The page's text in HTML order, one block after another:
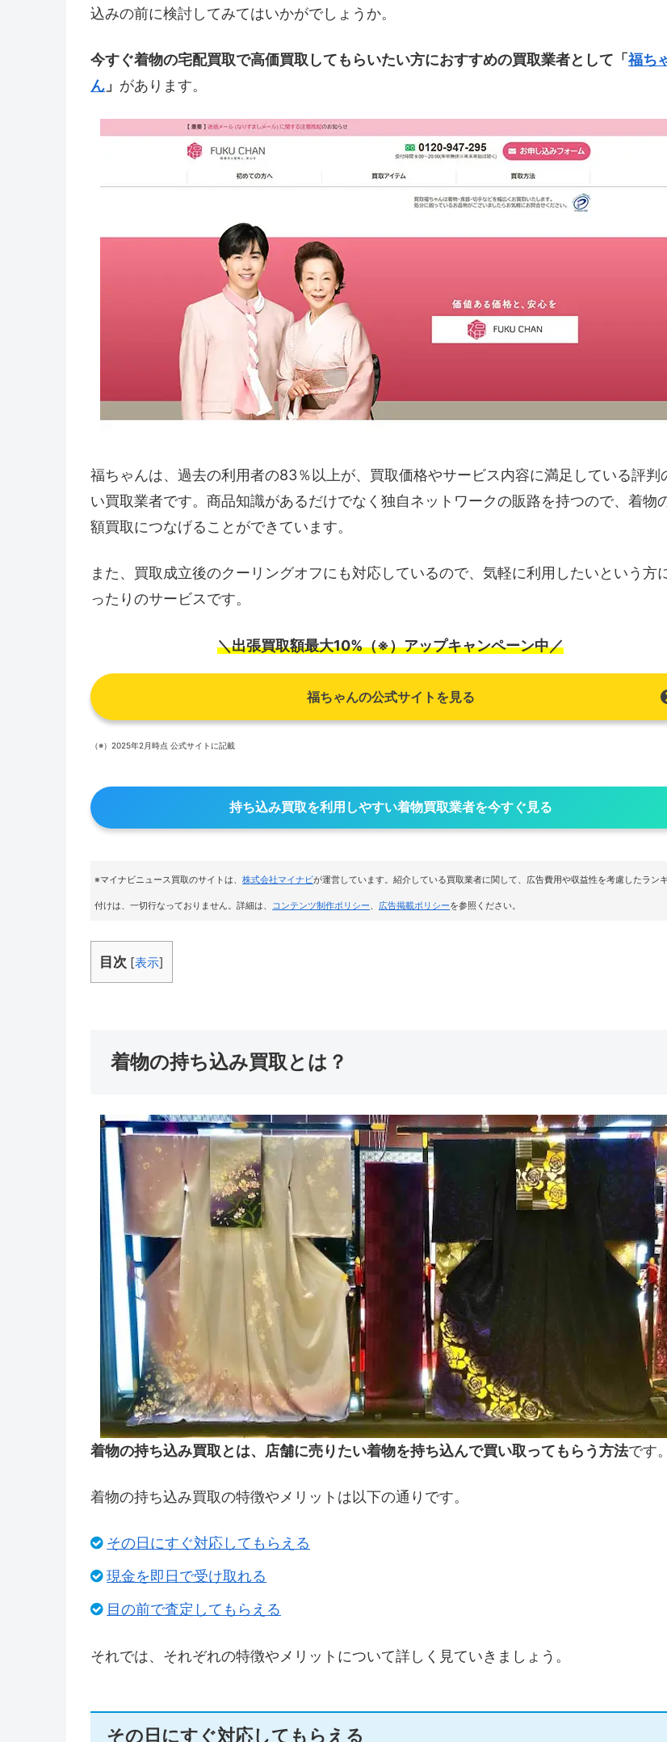
込みの前に検討してみてはいかがでしょうか。
今すぐ着物の宅配買取で高価買取してもらいたい方におすすめの買取業者として「福ち
ん 」 があります。
福ちゃんは、過去の利用者の83％以上が、買取価格やサービス内容に満足している評判
い買取業者です。商品知識があるだけでなく独自ネットワークの販路を持つので、着物
額買取につなげることができています。
また、買取成立後のクーリングオフにも対応しているので、気軽に利用したいという方
ったりのサービスです。
＼出張買取額最大10%（※）アップキャンペーン中／
福ちゃんの公式サイトを見る
（※）2025年2月時点 公式サイトに記載
持ち込み買取を利用しやすい着物買取業者を今すぐ見る
※マイナビニュース買取のサイトは、株式会社マイナビが運営しています。紹介している買取業者に関して、広告費用や収益性を考慮したラン
付けは、一切行なっておりません。詳細は、 コンテンツ制作ポリシー、 広告掲載ポリシーを参照ください。
目次 [表示]
着物の持ち込み買取とは？
着物の持ち込み買取とは、店舗に売りたい着物を持ち込んで買い取ってもらう方法です。
着物の持ち込み買取の特徴やメリットは以下の通りです。
その日にすぐ対応してもらえる
現金を即日で受け取れる
目の前で査定してもらえる
それでは、それぞれの特徴やメリットについて詳しく見ていきましょう。
その日にすぐ対応してもらえる